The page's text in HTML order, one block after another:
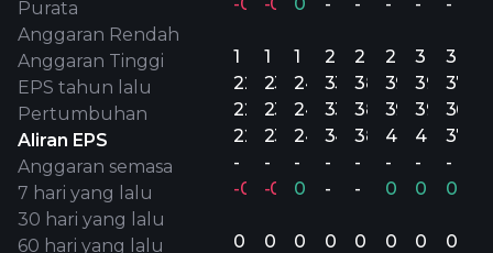
Purata
Anggaran Rendah
Anggaran Tinggi
EPS tahun lalu
Pertumbuhan
Aliran EPS
Anggaran semasa
7 hari yang lalu
30 hari yang lalu
60 hari yang lalu
1
22.5M
22.5M
22.5M
-
-0.61%
0.03
1
23.3M
23.3M
23.3M
-
-0.48%
0.04
1
24.9M
24.9M
24.9M
-
0.07%
0.07
2
33.7M
33.4M
34M
-
-
0
2
38.6M
38.4M
38.8M
-
-
0
2
39.9M
39.4M
40.4M
-
0.11%
0
3
39.6M
39M
40M
-
0.15%
0
3
37.1M
-
0